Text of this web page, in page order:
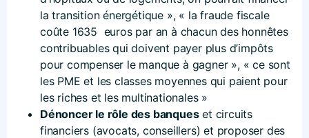
la transition énergétique », « la fraude fiscale
coûte 1635 euros par an à chacun des honnêtes
contribuables qui doivent payer plus d’impôts
pour compenser le manque à gagner », « ce sont
les PME et les classes moyennes qui paient pour
les riches et les multinationales »
Dénoncer le rôle des banqueset circuits
financiers (avocats, conseillers) et proposer des